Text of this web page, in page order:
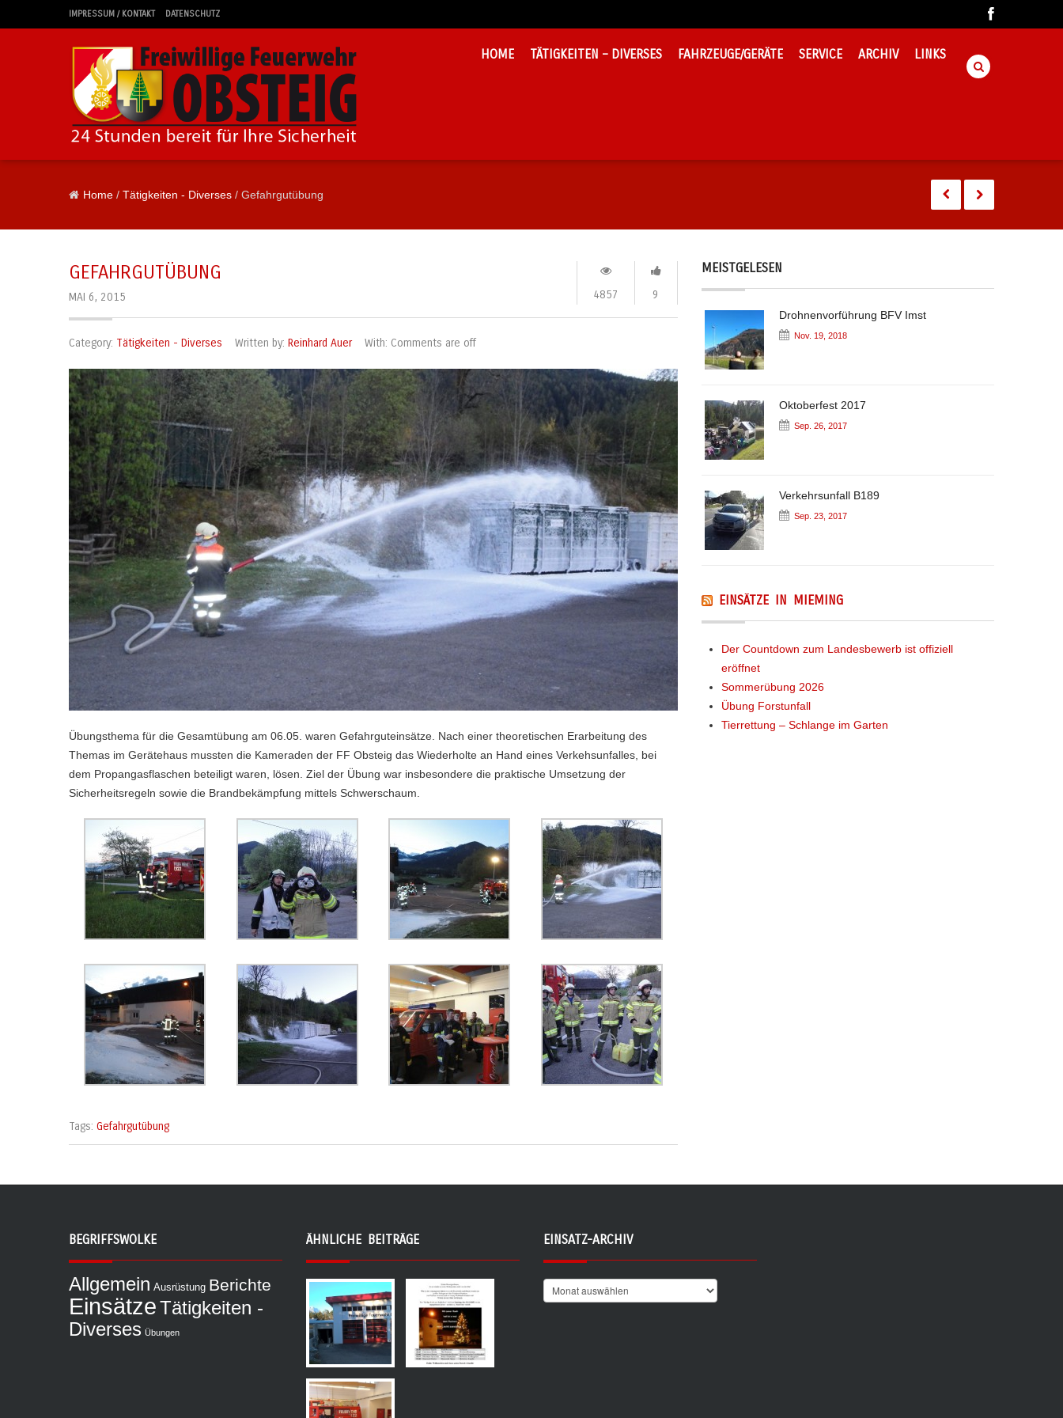
IMPRESSUM / KONTAKT DATENSCHUTZ
HOME TÄTIGKEITEN – DIVERSES FAHRZEUGE/GERÄTE SERVICE ARCHIV LINKS
Home / Tätigkeiten - Diverses / Gefahrgutübung
GEFAHRGUTÜBUNG
MAI 6, 2015 9
4857
Category: Tätigkeiten - Diverses Written by: Reinhard Auer With: Comments are off
Übungsthema für die Gesamtübung am 06.05. waren Gefahrguteinsätze. Nach einer theoretischen Erarbeitung des
Themas im Gerätehaus mussten die Kameraden der FF Obsteig das Wiederholte an Hand eines Verkehsunfalles, bei
dem Propangasflaschen beteiligt waren, lösen. Ziel der Übung war insbesondere die praktische Umsetzung der
Sicherheitsregeln sowie die Brandbekämpfung mittels Schwerschaum.
Tags: Gefahrgutübung
MEISTGELESEN
Drohnenvorführung BFV Imst
Nov. 19, 2018
Oktoberfest 2017
Sep. 26, 2017
Verkehrsunfall B189
Sep. 23, 2017
EINSÄTZE IN MIEMING
Der Countdown zum Landesbewerb ist offiziell
eröffnet
Sommerübung 2026
Übung Forstunfall
Tierrettung – Schlange im Garten
BEGRIFFSWOLKE
Allgemein Ausrüstung Berichte
EinsätzeTätigkeiten -
Diverses Übungen
ÄHNLICHE BEITRÄGE EINSATZ-ARCHIV